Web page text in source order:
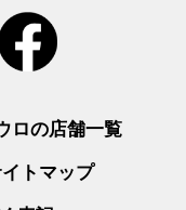
ロの店舗一覧
トマップ